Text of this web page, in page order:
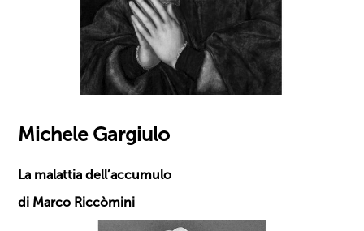
Michele Gargiulo
La malattia dell’accumulo
di Marco Riccòmini